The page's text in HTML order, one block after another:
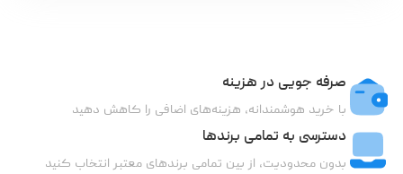
صرفه جویی در هزینه
با خرید هوشمندانه، هزینه‌های اضافی را کاهش دهید
دسترسی به تمامی برندها
بدون محدودیت، از بین تمامی برندهای معتبر انتخاب کنید